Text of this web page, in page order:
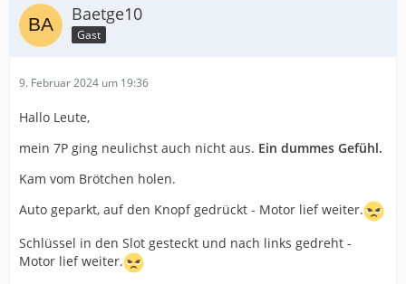
Baetge10
Gast
9. Februar 2024 um 19:36
Hallo Leute,
mein 7P ging neulichst auch nicht aus. Ein dummes Gefühl.
Kam vom Brötchen holen.
Auto geparkt, auf den Knopf gedrückt - Motor lief weiter.
Schlüssel in den Slot gesteckt und nach links gedreht -
Motor lief weiter.